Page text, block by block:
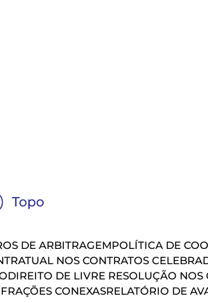
DE ARBITRAGEMPOLÍTICA DE
NOS CONTRATOS
DIREITO DE LIVRE RESOLUÇÃO NOS
CONEXASRELATÓRIO DE